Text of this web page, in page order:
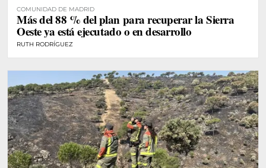
COMUNIDAD DE MADRID
Más del 88 % del plan para recuperar la Sierra
Oeste ya está ejecutado o en desarrollo
RUTH RODRÍGUEZ